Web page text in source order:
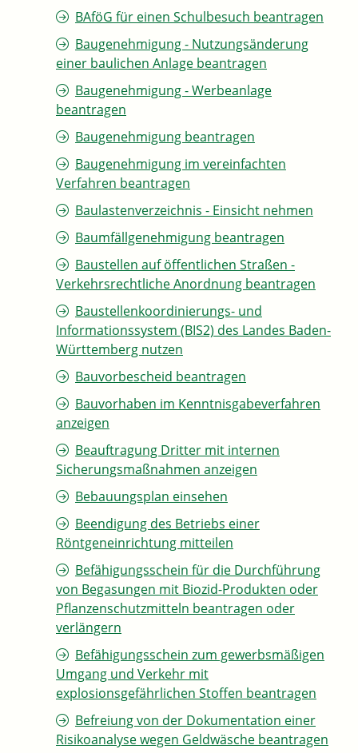
BAföG für einen Schulbesuch beantragen
Baugenehmigung - Nutzungsänderung
einer baulichen Anlage beantragen
Baugenehmigung - Werbeanlage
beantragen
Baugenehmigung beantragen
Baugenehmigung im vereinfachten
Verfahren beantragen
Baulastenverzeichnis - Einsicht nehmen
Baumfällgenehmigung beantragen
Baustellen auf öffentlichen Straßen -
Verkehrsrechtliche Anordnung beantragen
Baustellenkoordinierungs- und
Informationssystem (BIS2) des Landes Baden-
Württemberg nutzen
Bauvorbescheid beantragen
Bauvorhaben im Kenntnisgabeverfahren
anzeigen
Beauftragung Dritter mit internen
Sicherungsmaßnahmen anzeigen
Bebauungsplan einsehen
Beendigung des Betriebs einer
Röntgeneinrichtung mitteilen
Befähigungsschein für die Durchführung
von Begasungen mit Biozid-Produkten oder
Pflanzenschutzmitteln beantragen oder
verlängern
Befähigungsschein zum gewerbsmäßigen
Umgang und Verkehr mit
explosionsgefährlichen Stoffen beantragen
Befreiung von der Dokumentation einer
Risikoanalyse wegen Geldwäsche beantragen